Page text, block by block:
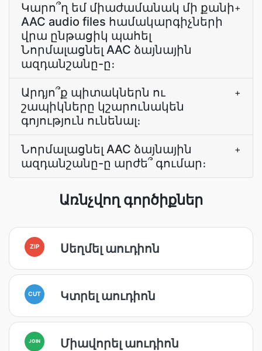
Կարո՞ղ եմ միաժամանակ մի քանի
AAC audio files համակարգիչների
վրա ընթացիկ պահել
Նորմալացնել AAC ձայնային
ազդանշանը-ը։
+
Արդյո՞ք պիտակներն ու
շապիկները կշարունակեն
գոյություն ունենալ։
+
Նորմալացնել AAC ձայնային
ազդանշանը-ը արժե՞ գումար։
+
Առնչվող գործիքներ
ZIP Սեղմել աուդիոն
CUT Կտրել աուդիոն
JOIN Միավորել աուդիոն